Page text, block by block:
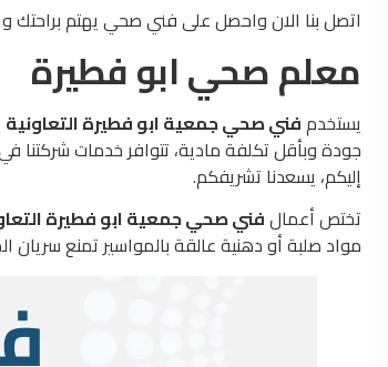
اتصل بنا الان واحصل على فني صحي يهتم براحتك
معلم صحي ابو فطيرة
يستخدمفني صحي جمعية ابو فطيرة التعاونية
جودة وبأقل تكلفة مادية، تتوافر خدمات شركتنا
إليكم، يسعدنا تشريفكم.
تختص أعمالفني صحي جمعية ابو فطيرة
مواد صلبة أو دهنية عالقة بالمواسير تمنع